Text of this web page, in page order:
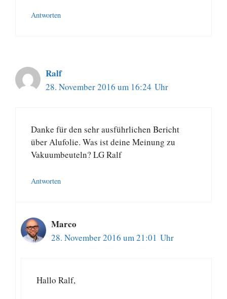
Antworten
Ralf
28. November 2016 um 16:24 Uhr
Danke für den sehr ausführlichen Bericht
über Alufolie. Was ist deine Meinung zu
Vakuumbeuteln? LG Ralf
Antworten
Marco
28. November 2016 um 21:01 Uhr
Hallo Ralf,